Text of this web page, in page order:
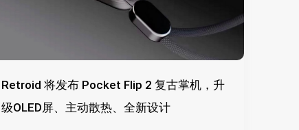
Retroid 将发布 Pocket Flip 2 复古掌机，升
级OLED屏、主动散热、全新设计